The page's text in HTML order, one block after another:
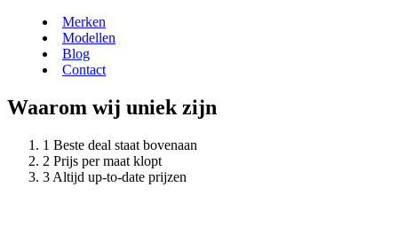
Merken
Modellen
Blog
Contact
Waarom wij uniek zijn
Beste deal staat bovenaan
Prijs per maat klopt
Altijd up-to-date prijzen